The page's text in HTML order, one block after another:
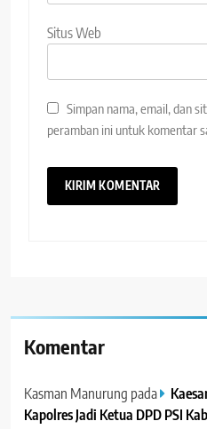
Situs Web
Simpan nama, email, dan
peramban ini untuk komentar
Komentar
Kasman Manurung pada
Kapolres Jadi Ketua DPD PSI